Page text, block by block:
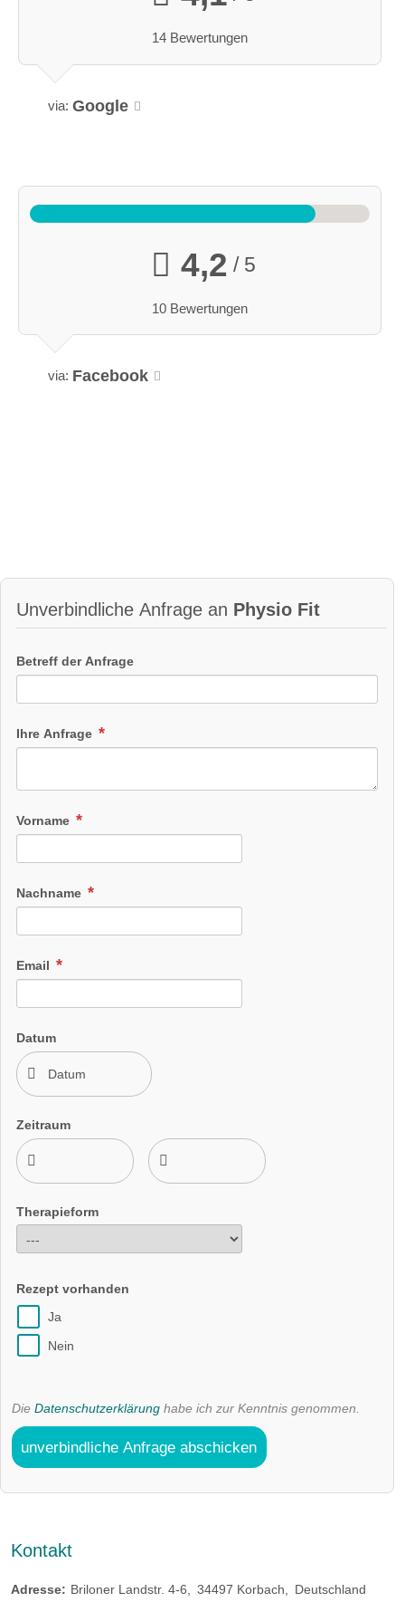
14 Bewertungen
via: Google
4,2 / 5
10 Bewertungen
via: Facebook
Unverbindliche Anfrage an Physio Fit
Betreff der Anfrage
Ihre Anfrage
Vorname
Nachname
Email
Datum
Zeitraum
Therapieform
Rezept vorhanden
Ja
Nein
Die Datenschutzerklärung habe ich zur Kenntnis genommen.
unverbindliche Anfrage abschicken
Kontakt
Adresse: Briloner Landstr. 4-6 34497 Korbach
Deutschland